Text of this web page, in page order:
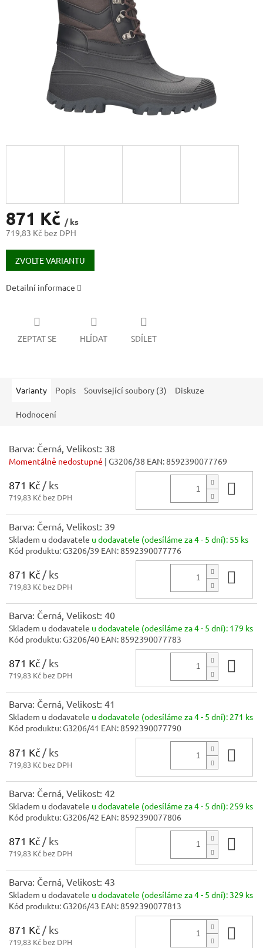
871 Kč / ks
719,83 Kč bez DPH
Měrná
cena:
ZVOLTE VARIANTU
Detailní informace
ZEPTAT SE HLÍDAT SDÍLET
Varianty Popis Související soubory (3) Diskuze
Hodnocení
Barva: Černá, Velikost: 38
Momentálně nedostupné | G3206/38 EAN:8592390077769
871 Kč / ks
719,83 Kč bez DPH
Barva: Černá, Velikost: 39
Skladem u dodavatele u dodavatele (odesíláme za 4 - 5 dní): 55 ks
Kód produktu:G3206/39 EAN:8592390077776
871 Kč / ks
719,83 Kč bez DPH
Barva: Černá, Velikost: 40
Skladem u dodavatele u dodavatele (odesíláme za 4 - 5 dní): 179 ks
Kód produktu:G3206/40 EAN:8592390077783
871 Kč / ks
719,83 Kč bez DPH
Barva: Černá, Velikost: 41
Skladem u dodavatele u dodavatele (odesíláme za 4 - 5 dní): 271 ks
Kód produktu:G3206/41 EAN:8592390077790
871 Kč / ks
719,83 Kč bez DPH
Barva: Černá, Velikost: 42
Skladem u dodavatele u dodavatele (odesíláme za 4 - 5 dní): 259 ks
Kód produktu:G3206/42 EAN:8592390077806
871 Kč / ks
719,83 Kč bez DPH
Barva: Černá, Velikost: 43
Skladem u dodavatele u dodavatele (odesíláme za 4 - 5 dní): 329 ks
Kód produktu:G3206/43 EAN:8592390077813
871 Kč / ks
719,83 Kč bez DPH